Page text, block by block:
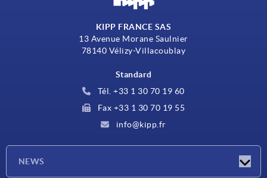
KIPP FRANCE SAS
13 Avenue Morane Saulnier
78140 Vélizy-Villacoublay
Standard
Tél. +33 1 30 70 19 60
Fax +33 1 30 70 19 55
info@kipp.fr
NEWS